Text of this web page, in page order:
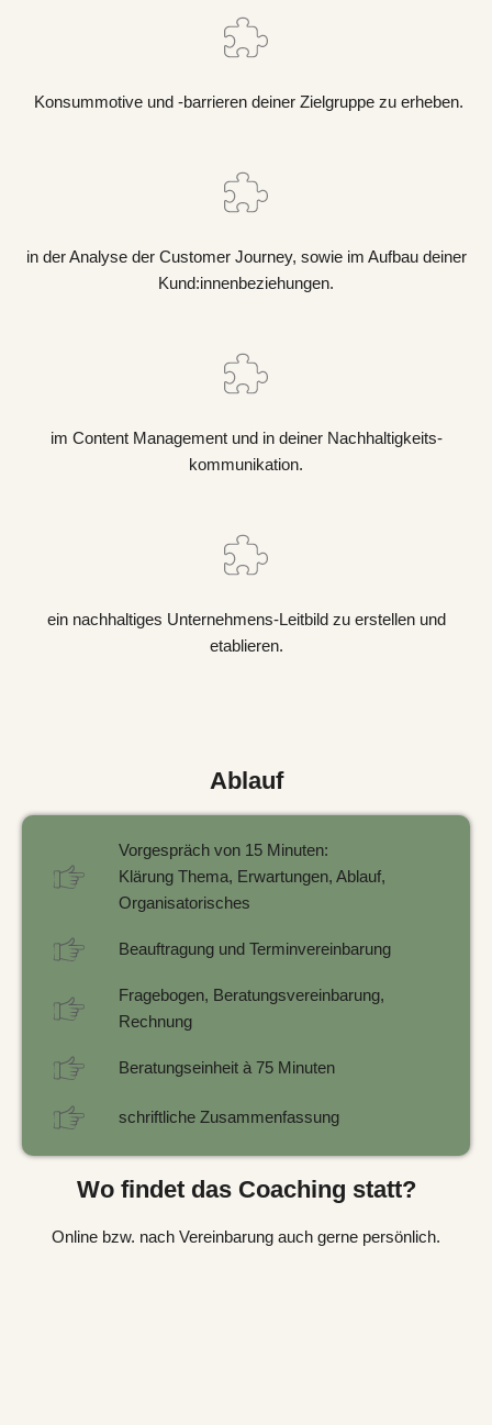
Konsummotive und -barrieren deiner Zielgruppe zu erheben.
in der Analyse der Customer Journey, sowie im Aufbau deiner
Kund:innenbeziehungen.
im Content Management und in deiner Nachhaltigkeits-
kommunikation.
ein nachhaltiges Unternehmens-Leitbild zu erstellen und
etablieren.
Ablauf
Vorgespräch von 15 Minuten:
Klärung Thema, Erwartungen, Ablauf,
Organisatorisches
Beauftragung und Terminvereinbarung
Fragebogen, Beratungsvereinbarung,
Rechnung
Beratungseinheit à 75 Minuten
schriftliche Zusammenfassung
Wo findet das Coaching statt?
Online bzw. nach Vereinbarung auch gerne persönlich.